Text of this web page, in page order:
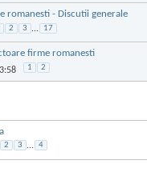
romanesti - Discutii generale
2 3 ... 17
firme romanesti
1 2
2 3 ... 4